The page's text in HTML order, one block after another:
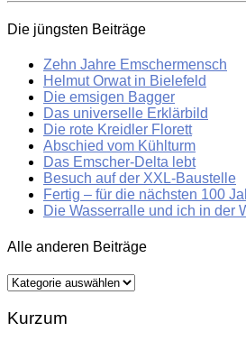
Die jüngsten Beiträge
Zehn Jahre Emschermensch
Helmut Orwat in Bielefeld
Die emsigen Bagger
Das universelle Erklärbild
Die rote Kreidler Florett
Abschied vom Kühlturm
Das Emscher-Delta lebt
Besuch auf der XXL-Baustelle
Fertig – für die nächsten 100
Die Wasserralle und ich in der
Alle anderen Beiträge
Alle
Beiträge
Kurzum